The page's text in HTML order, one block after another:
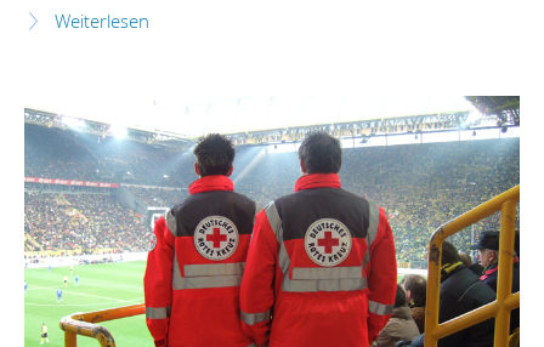
Weiterlesen